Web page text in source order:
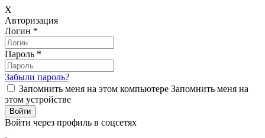
X
Авторизация
Логин *
Пароль *
Забыли пароль?
Запомнить меня на этом компьютере Запомнить меня на
этом устройстве
Войти через профиль в соцсетях